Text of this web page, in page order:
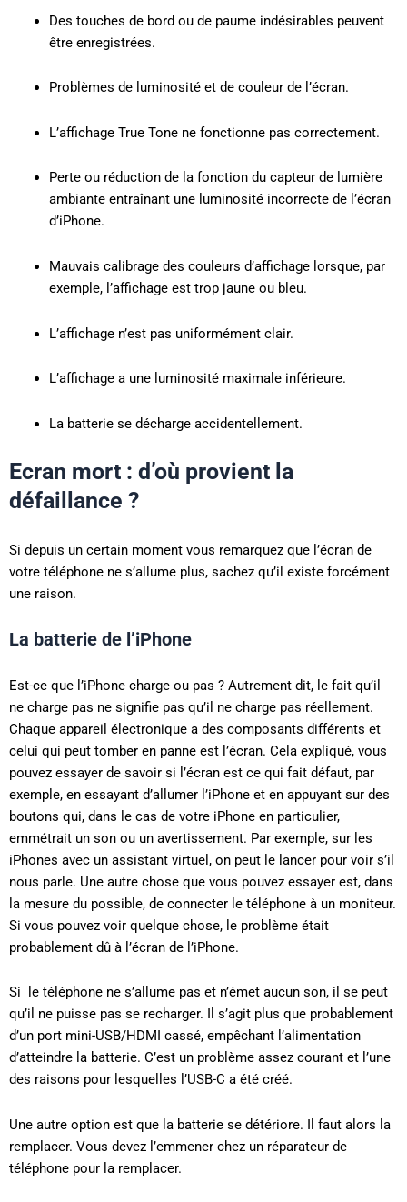
Des touches de bord ou de paume indésirables peuvent
être enregistrées.
Problèmes de luminosité et de couleur de l’écran.
L’affichage True Tone ne fonctionne pas correctement.
Perte ou réduction de la fonction du capteur de lumière
ambiante entraînant une luminosité incorrecte de l’écran
d’iPhone.
Mauvais calibrage des couleurs d’affichage lorsque, par
exemple, l’affichage est trop jaune ou bleu.
L’affichage n’est pas uniformément clair.
L’affichage a une luminosité maximale inférieure.
La batterie se décharge accidentellement.
Ecran mort : d’où provient la
défaillance ?
Si depuis un certain moment vous remarquez que l’écran de
votre téléphone ne s’allume plus, sachez qu’il existe forcément
une raison.
La batterie de l’iPhone
Est-ce que l’iPhone charge ou pas ? Autrement dit, le fait qu’il
ne charge pas ne signifie pas qu’il ne charge pas réellement.
Chaque appareil électronique a des composants différents et
celui qui peut tomber en panne est l’écran. Cela expliqué, vous
pouvez essayer de savoir si l’écran est ce qui fait défaut, par
exemple, en essayant d’allumer l’iPhone et en appuyant sur des
boutons qui, dans le cas de votre iPhone en particulier,
emmétrait un son ou un avertissement. Par exemple, sur les
iPhones avec un assistant virtuel, on peut le lancer pour voir s’il
nous parle. Une autre chose que vous pouvez essayer est, dans
la mesure du possible, de connecter le téléphone à un moniteur.
Si vous pouvez voir quelque chose, le problème était
probablement dû à l’écran de l’iPhone.
Si le téléphone ne s’allume pas et n’émet aucun son, il se peut
qu’il ne puisse pas se recharger. Il s’agit plus que probablement
d’un port mini-USB/HDMI cassé, empêchant l’alimentation
d’atteindre la batterie. C’est un problème assez courant et l’une
des raisons pour lesquelles l’USB-C a été créé.
Une autre option est que la batterie se détériore. Il faut alors la
remplacer. Vous devez l’emmener chez un réparateur de
téléphone pour la remplacer.